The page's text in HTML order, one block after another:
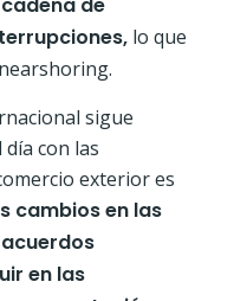
lo que
sigue
con las
exterior es
cambios en las
en las